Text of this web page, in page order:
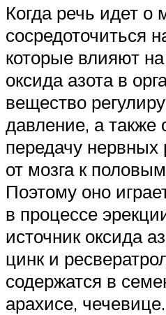
Когда речь идет о
сосредоточиться
которые влияют
оксида азота в
вещество
давление, а также
передачу нервных
от мозга к
Поэтому оно
в процессе
источник оксида
цинк и
содержатся в
арахисе, чечевице.